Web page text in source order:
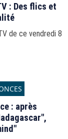
: Des flics et
de ce vendredi 8
: après